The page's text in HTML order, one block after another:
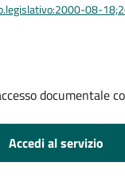
08-
documentale
Accedi al servizio